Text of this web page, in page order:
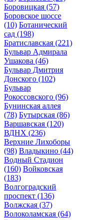
Боровицкая (57)
Боровское шоссе
(10) Ботанический
сад (198)
Братиславская (221)
Бульвар Адмирала
Ушакова (46)
Бульвар Дмитрия
Донского (102)
Бульвар
Рокоссовского (96)
Бунинская аллея
(78) Бутырская (86)
Варшавская (120)
ВДНХ (236)
Верхние Лихоборы
(98) Владыкино (44)
Водный Стадион
(160) Войковская
(183)
Волгоградский
проспект (136)
Волжская (37)
Волоколамская (64)